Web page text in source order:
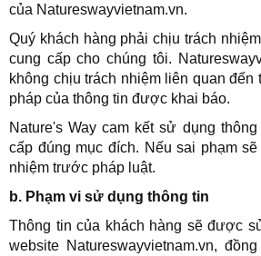
của Natureswayvietnam.vn.
Quý khách hàng phải chịu trách
cung cấp cho chúng tôi.
không chịu trách nhiệm liên quan
pháp của thông tin được khai báo.
Nature's Way cam kết sử dụng
cấp đúng mục đích. Nếu sai phạm
nhiệm trước pháp luật.
b. Phạm vi sử dụng thông tin
Thông tin của khách hàng sẽ được
website Natureswayvietnam.vn,